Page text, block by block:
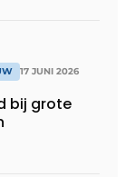
17 JUNI 2026
bij grote